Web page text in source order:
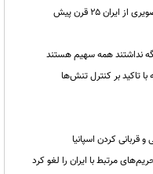
نگه نداشتند همه سهیم هستند
تاکید بر کنترل تنش‌ها
و قربانی کردن اسپانیا
مرتبط با ایران را لغو کرد